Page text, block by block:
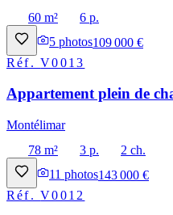
60 m²
6 p.
5 photos109 000 €
Réf.V0013
Appartement plein de
Montélimar
78 m²
3 p.
2 ch.
11 photos143 000 €
Réf.V0012